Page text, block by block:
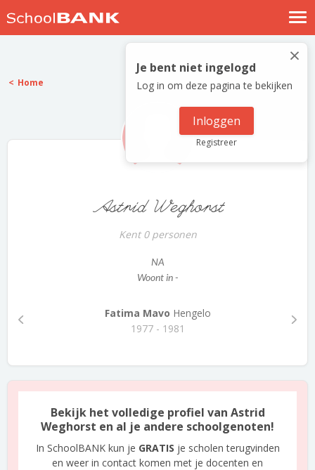
Nostalgische verhalen
Log in
Meld je gratis aan
×
Je bent niet ingelogd
Log in om deze pagina te bekijken
Inloggen
Registreer
Home
Astrid Weghorst
Kent 0 personen
NA
Woont in -
Fatima Mavo Hengelo
1977 - 1981
Bekijk het volledige profiel van Astrid
Weghorst en al je andere schoolgenoten!
In SchoolBANK kun je GRATIS je scholen terugvinden
en weer in contact komen met je docenten en